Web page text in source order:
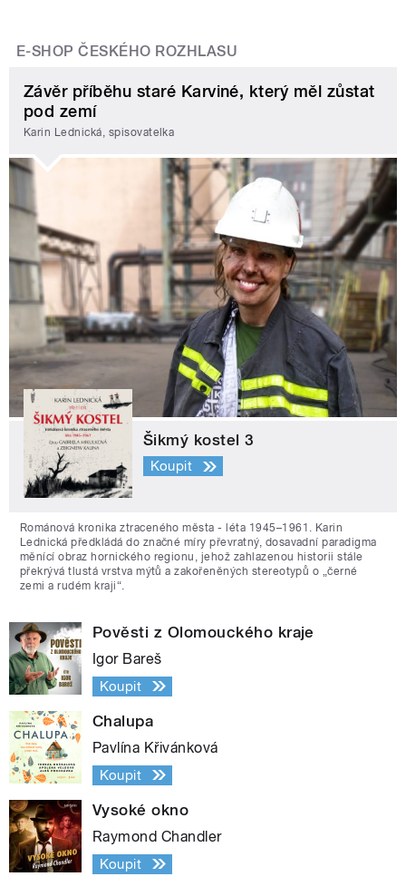
E-SHOP ČESKÉHO ROZHLASU
Závěr příběhu staré Karviné, který měl zůstat
pod zemí
Karin Lednická, spisovatelka
Šikmý kostel 3
Koupit
Románová kronika ztraceného města - léta 1945–1961. Karin
Lednická předkládá do značné míry převratný, dosavadní paradigma
měnící obraz hornického regionu, jehož zahlazenou historii stále
překrývá tlustá vrstva mýtů a zakořeněných stereotypů o „černé
zemi a rudém kraji“.
Pověsti z Olomouckého kraje
Igor Bareš
Koupit
Chalupa
Pavlína Křivánková
Koupit
Vysoké okno
Raymond Chandler
Koupit